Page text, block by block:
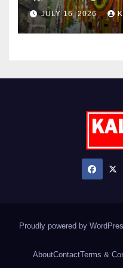
JULY 16, 2026
Proudly powered by
AboutContactTerms &